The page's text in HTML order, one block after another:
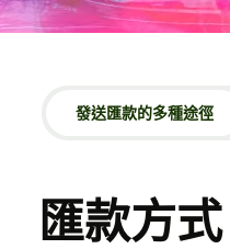
發送匯款的多種途徑
匯款方